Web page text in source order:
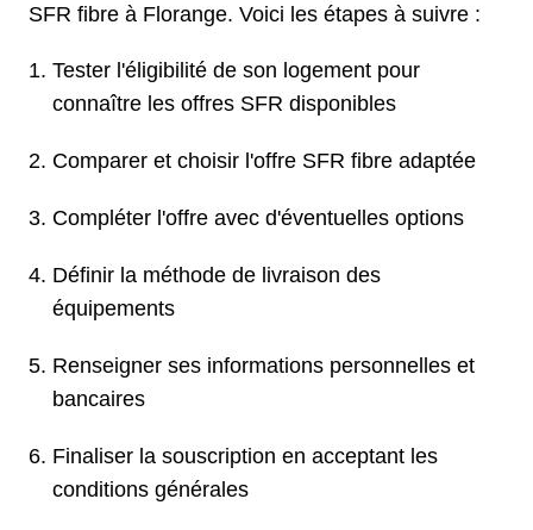
SFR fibre à Florange. Voici les étapes à suivre :
Tester l'éligibilité de son logement pour
connaître les offres SFR disponibles
Comparer et choisir l'offre SFR fibre adaptée
Compléter l'offre avec d'éventuelles options
Définir la méthode de livraison des
équipements
Renseigner ses informations personnelles et
bancaires
Finaliser la souscription en acceptant les
conditions générales